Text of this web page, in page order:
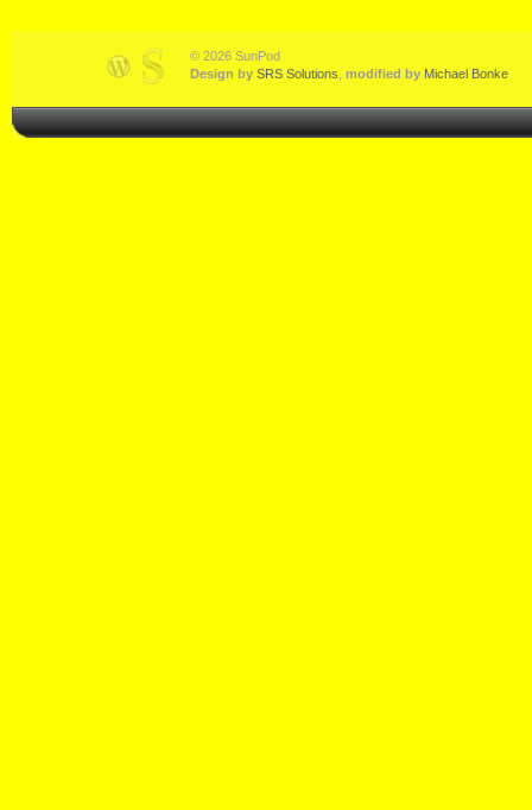
© 2026 SunPod
Design by SRS Solutions modified by Michael Bonke